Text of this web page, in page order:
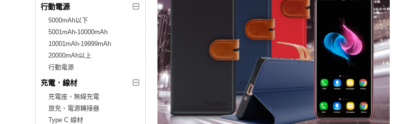
行動電源
5000mAh以下
5001mAh-10000mAh
10001mAh-19999mAh
20000mAh以上
行動電源
充電．線材
充電座、無線充電
旅充、電源轉接器
Type C 線材